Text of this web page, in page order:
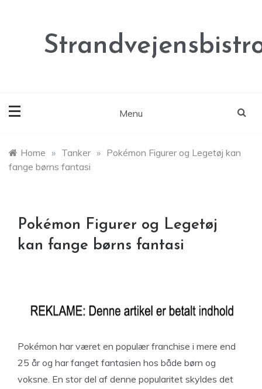
Menu
Home » Tanker » Pokémon Figurer og Legetøj kan
fange børns fantasi
Pokémon Figurer og Legetøj
kan fange børns fantasi
Pokémon har været en populær franchise i mere end
25 år og har fanget fantasien hos både børn og
voksne. En stor del af denne popularitet skyldes det